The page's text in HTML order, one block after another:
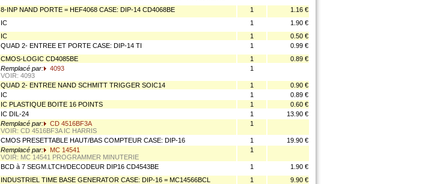
8-INP NAND PORTE = HEF4068 CASE: DIP-14 CD4068BE 1
1.16 €
IC 1
1.90 €
IC 1
0.50 €
QUAD 2- ENTREE ET PORTE CASE: DIP-14 TI 1
0.99 €
CMOS-LOGIC CD4085BE 1
0.89 €
Remplacé par:
4093
VOIR: 4093
1
QUAD 2- ENTREE NAND SCHMITT TRIGGER SOIC14 1
0.90 €
IC 1
0.89 €
IC PLASTIQUE BOITE 16 POINTS 1
0.60 €
IC DIL-24 1
13.90 €
Remplacé par:
CD 4516BF3A
VOIR: CD 4516BF3A IC HARRIS
1
CMOS PRESETTABLE HAUT/BAS COMPTEUR CASE: DIP-16 1
19.90 €
Remplacé par:
MC 14541
VOIR: MC 14541 PROGRAMMER MINUTERIE
1
BCD à 7 SEGM.LTCH/DECODEUR DIP16 CD4543BE 1
1.90 €
INDUSTRIEL TIME BASE GENERATOR CASE: DIP-16 = MC14566BCL 1
9.90 €